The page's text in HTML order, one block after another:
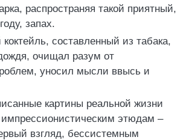
распространяя такой приятный,
запах.
составленный из табака,
очищал разум от
уносил мысли ввысь и
картины реальной жизни
этюдам –
взгляд, бессистемным